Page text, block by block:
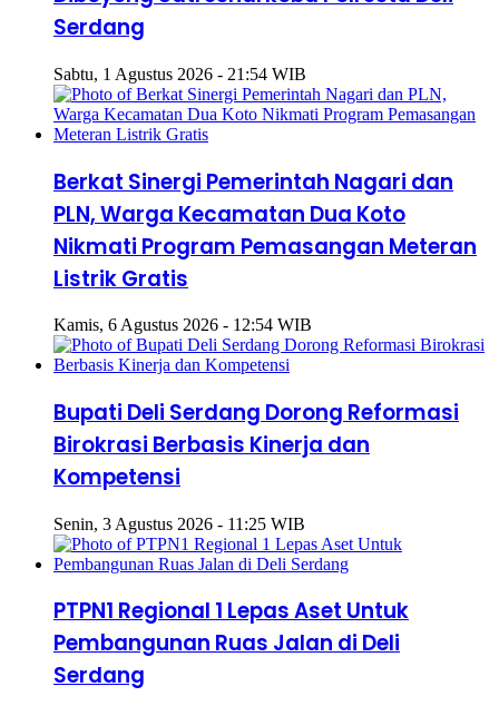
Serdang
Sabtu, 1 Agustus 2026 - 21:54 WIB
Berkat Sinergi Pemerintah Nagari dan
PLN, Warga Kecamatan Dua Koto
Nikmati Program Pemasangan Meteran
Listrik Gratis
Kamis, 6 Agustus 2026 - 12:54 WIB
Bupati Deli Serdang Dorong Reformasi
Birokrasi Berbasis Kinerja dan
Kompetensi
Senin, 3 Agustus 2026 - 11:25 WIB
PTPN1 Regional 1 Lepas Aset Untuk
Pembangunan Ruas Jalan di Deli
Serdang